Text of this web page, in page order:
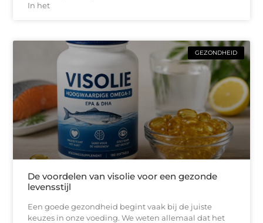
In het
GEZONDHEID
De voordelen van visolie voor een gezonde
levensstijl
Een goede gezondheid begint vaak bij de juiste
keuzes in onze voeding. We weten allemaal dat het